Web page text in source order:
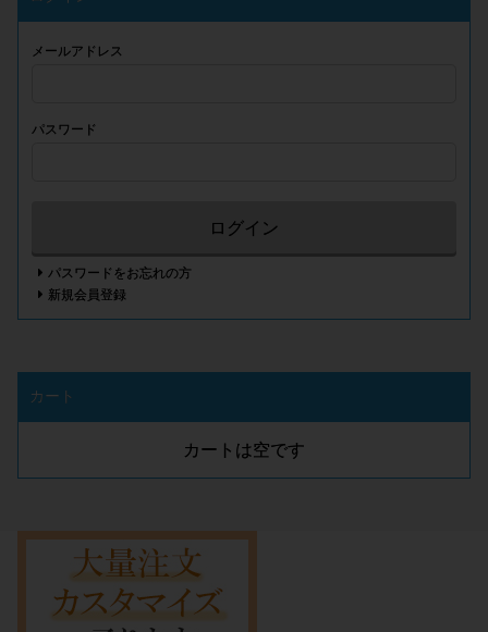
メールアドレス
パスワード
ログイン
パスワードをお忘れの方
新規会員登録
カート
カートは空です